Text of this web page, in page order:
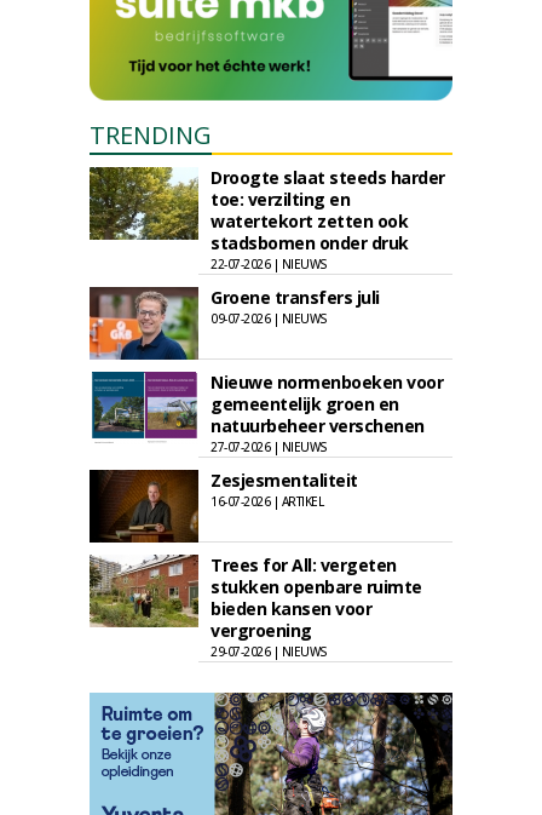
TRENDING
Droogte slaat steeds harder
toe: verzilting en
watertekort zetten ook
stadsbomen onder druk
22-07-2026 | NIEUWS
Groene transfers juli
09-07-2026 | NIEUWS
Nieuwe normenboeken voor
gemeentelijk groen en
natuurbeheer verschenen
27-07-2026 | NIEUWS
Zesjesmentaliteit
16-07-2026 | ARTIKEL
Trees for All: vergeten
stukken openbare ruimte
bieden kansen voor
vergroening
29-07-2026 | NIEUWS